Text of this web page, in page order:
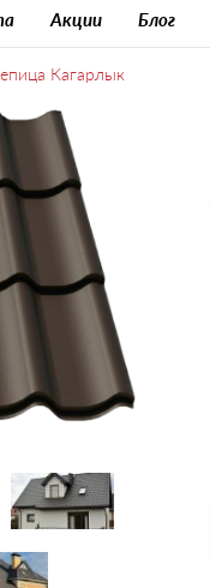
Акции Блог
Кагарлык